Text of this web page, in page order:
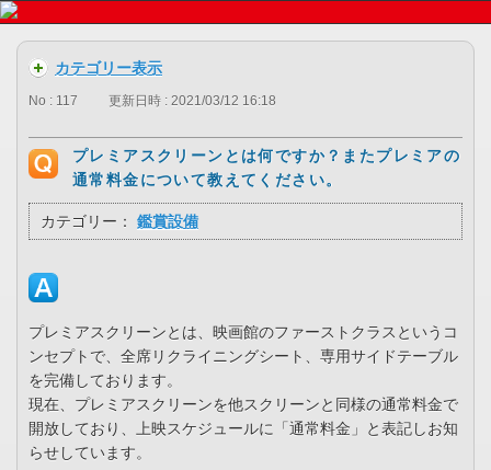
カテゴリー表示
No : 117 更新日時 : 2021/03/12 16:18
プレミアスクリーンとは何ですか？またプレミアの
通常料金について教えてください。
カテゴリー： 鑑賞設備
プレミアスクリーンとは、映画館のファーストクラスというコ
ンセプトで、全席リクライニングシート、専用サイドテーブル
を完備しております。
現在、プレミアスクリーンを他スクリーンと同様の通常料金で
開放しており、上映スケジュールに「通常料金」と表記しお知
らせしています。